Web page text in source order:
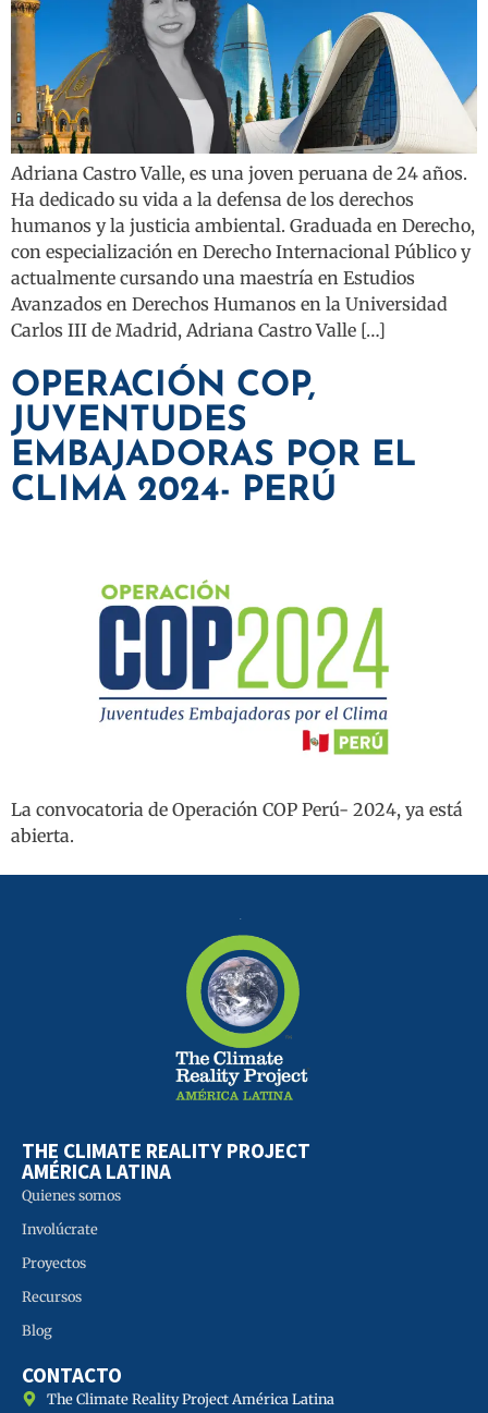
Adriana Castro Valle, es una joven peruana de 24 años.
Ha dedicado su vida a la defensa de los derechos
humanos y la justicia ambiental. Graduada en Derecho,
con especialización en Derecho Internacional Público y
actualmente cursando una maestría en Estudios
Avanzados en Derechos Humanos en la Universidad
Carlos III de Madrid, Adriana Castro Valle […]
OPERACIÓN COP,
JUVENTUDES
EMBAJADORAS POR EL
CLIMA 2024- PERÚ
La convocatoria de Operación COP Perú- 2024, ya está
abierta.
THE CLIMATE REALITY PROJECT
AMÉRICA LATINA
Quienes somos
Involúcrate
Proyectos
Recursos
Blog
CONTACTO
The Climate Reality Project América Latina